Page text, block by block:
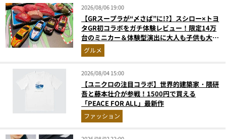
2026/08/06 19:00
【GRスープラが“〆さば”に!?】スシロー×トヨ
タGR初コラボをガチ体験レビュー！限定14万
台のミニカー＆体験型演出に大人も子供も大興
奮間違いなし
グルメ
2026/08/04 15:00
【ユニクロの注目コラボ】世界的建築家・隈研
吾と藤本壮介が参戦！1500円で買える
「PEACE FOR ALL」最新作
ファッション